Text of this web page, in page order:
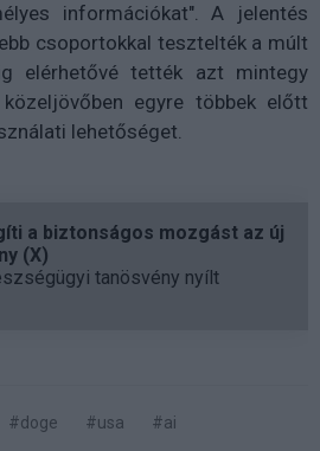
információkat". A jelentés
csoportokkal tesztelték a múlt
elérhetővé tették azt mintegy
egyre többek előtt
lehetőséget.
a biztonságos mozgást az új
(X)
tanösvény nyílt
#doge #usa #ai